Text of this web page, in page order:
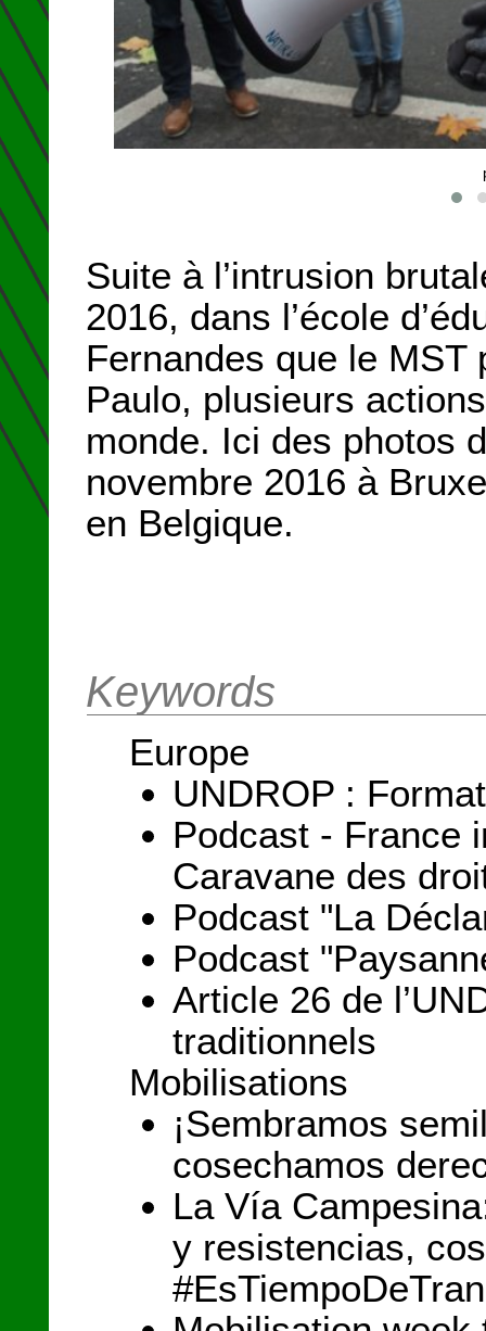
Suite à l’intrusion
2016, dans l’école
Fernandes que le
Paulo, plusieurs
monde. Ici des photos
novembre 2016 à
en Belgique.
Keywords
Europe
UNDROP :
Podcast - France
Caravane des
Podcast "La
Podcast
Article 26 de
traditionnels
Mobilisations
¡Sembramos
cosechamos
La Vía
y resistencias,